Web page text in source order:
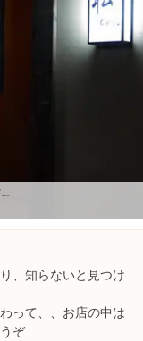
、知らないと見つけ
って、、お店の中は
ぞ